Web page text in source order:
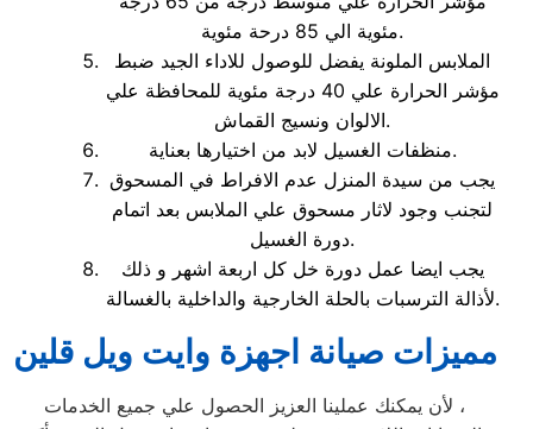
مئوية الي 85 درحة مئوية.
الملابس الملونة يفضل للوصول للاداء الجيد ضبط
مؤشر الحرارة علي 40 درجة مئوية للمحافظة علي
الالوان ونسيج القماش.
منظفات الغسيل لابد من اختيارها بعناية.
يجب من سيدة المنزل عدم الافراط في المسحوق
لتجنب وجود لاثار مسحوق علي الملابس بعد اتمام
دورة الغسيل.
يجب ايضا عمل دورة خل كل اربعة اشهر و ذلك
لأذالة الترسبات بالحلة الخارجية والداخلية بالغسالة.
مميزات صيانة اجهزة وايت ويل قلين
لأن يمكنك عملينا العزيز الحصول علي جميع الخدمات ،